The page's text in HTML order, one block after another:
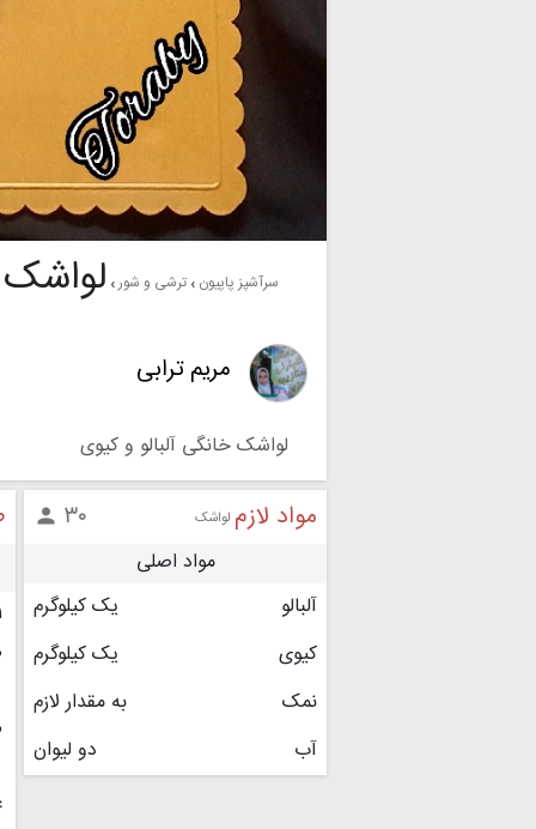
سرآشپز پاپیون ترشی و شور لواشک
مریم ترابی
لواشک خانگی آلبالو و کیوی
مواد لازم لواشک ۳۰ 
مواد اصلی
آلبالو
یک کیلوگرم
کیوی
یک کیلوگرم
نمک
به مقدار لازم
آب
دو لیوان